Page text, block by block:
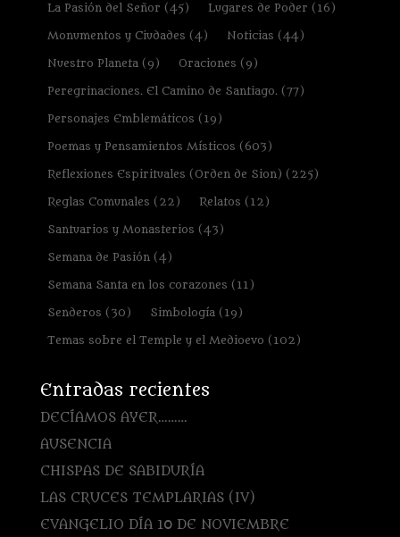
La Pasión del Señor (45) Lugares de Poder (16)
Monumentos y Ciudades (4) Noticias (44)
Nuestro Planeta(9) Oraciones (9)
Peregrinaciones. El Camino de Santiago.(77)
Personajes Emblemáticos (19)
Poemas y Pensamientos Místicos (603)
Reflexiones Espirituales (Orden de Sion) (225)
Reglas Comunales (22) Relatos (12)
Santuarios y Monasterios (43)
Semana de Pasión(4)
Semana Santa en los corazones (11)
Senderos (30) Simbología(19)
Temas sobre el Temple y el Medioevo (102)
Entradas recientes
DECÍAMOS AYER………
AUSENCIA
CHISPAS DE SABIDURÍA
LAS CRUCES TEMPLARIAS (IV)
EVANGELIO DÍA 10 DE NOVIEMBRE